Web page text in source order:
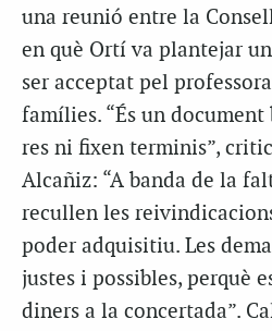
una reunió entre la
en què Ortí va plantejar
ser acceptat pel
famílies. “És un
res ni fixen terminis”,
Alcañiz: “A banda de la
recullen les
poder adquisitiu. Les
justes i possibles, perquè
diners a la concertada”.